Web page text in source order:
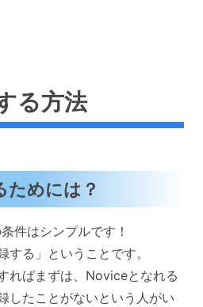
る方法
めには？
件はシンプルです！
る」ということです。
ればまずは、Noviceとなれる
したことがないという人がい